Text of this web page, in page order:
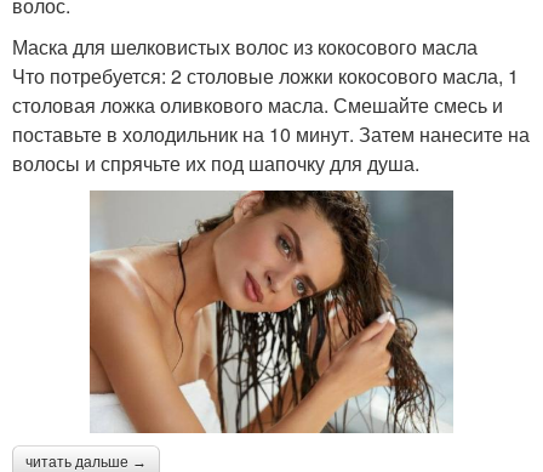
Маска для шелковистых волос из кокосового масла
Что потребуется: 2 столовые ложки кокосового масла, 1
столовая ложка оливкового масла. Смешайте смесь и
поставьте в холодильник на 10 минут. Затем нанесите на
волосы и спрячьте их под шапочку для душа.
читать дальше →